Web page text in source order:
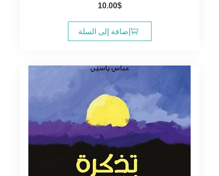
10.00$
إضافة إلى السلة